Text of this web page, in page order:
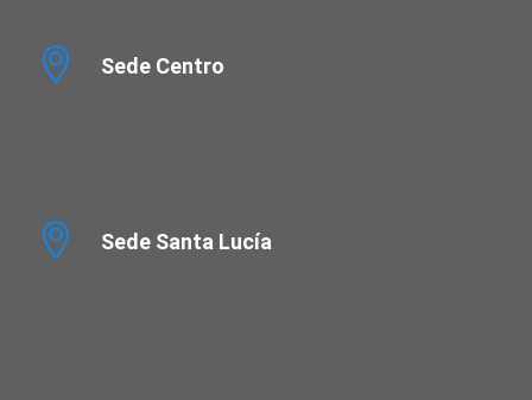
Sede Centro
Sede Santa Lucía